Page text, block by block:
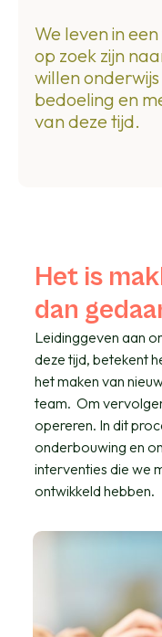
We leven in
op zoek zijn
willen
bedoeling en
van deze tijd.
Het is
dan
Leidinggeven aan
deze tijd, betekent
het maken van
team. Om
opereren. In dit
onderbouwing en
interventies die we
ontwikkeld hebben.